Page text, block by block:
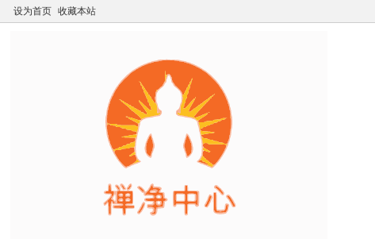
设为首页 收藏本站